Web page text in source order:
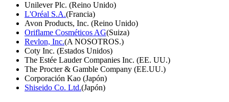
Unilever Plc. (Reino Unido)
L'Oréal S.A.(Francia)
Avon Products, Inc. (Reino Unido)
Oriflame Cosméticos AG(Suiza)
Revlon, Inc.(A NOSOTROS.)
Coty Inc. (Estados Unidos)
The Estée Lauder Companies Inc. (EE. UU.)
The Procter & Gamble Company (EE.UU.)
Corporación Kao (Japón)
Shiseido Co. Ltd.(Japón)